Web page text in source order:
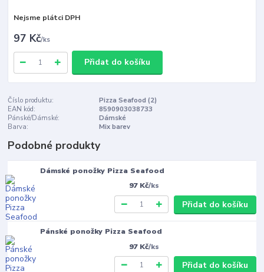
Nejsme plátci DPH
97 Kč/ks
Přidat do košíku
Číslo produktu:
Pizza Seafood (2)
EAN kód:
8590903038733
Pánské/Dámské:
Dámské
Barva:
Mix barev
Podobné produkty
Dámské ponožky Pizza Seafood
97 Kč/ks
Přidat do košíku
Pánské ponožky Pizza Seafood
97 Kč/ks
Přidat do košíku